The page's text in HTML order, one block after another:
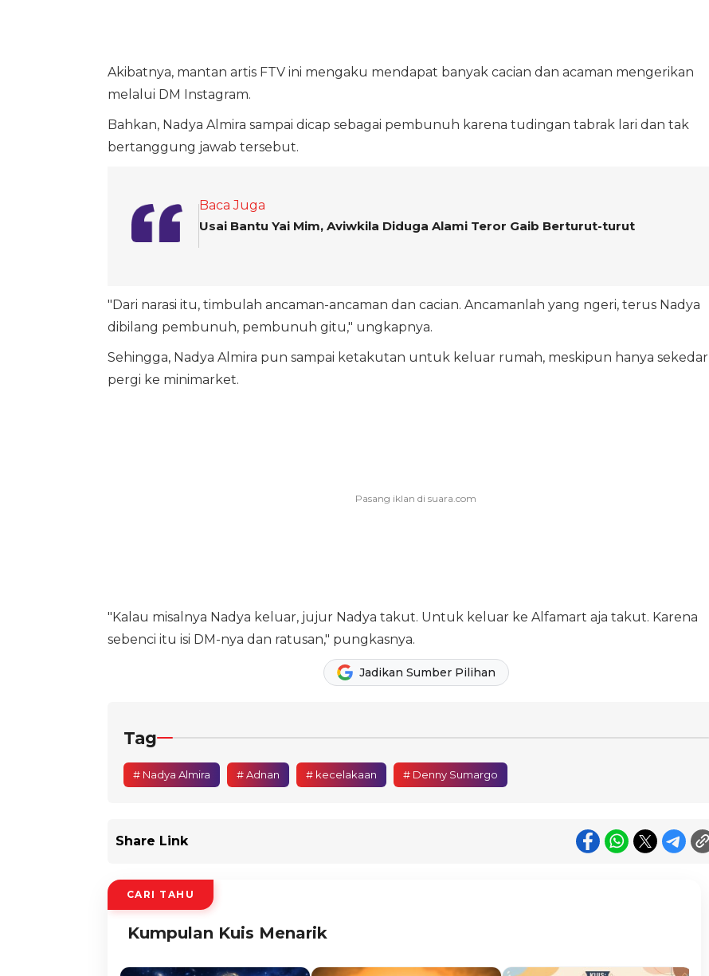
Akibatnya, mantan artis FTV ini mengaku mendapat banyak cacian dan acaman mengerikan
melalui DM Instagram.
Bahkan, Nadya Almira sampai dicap sebagai pembunuh karena tudingan tabrak lari dan tak
bertanggung jawab tersebut.
Baca Juga
Usai Bantu Yai Mim, Aviwkila Diduga Alami Teror Gaib Berturut-turut
"Dari narasi itu, timbulah ancaman-ancaman dan cacian. Ancamanlah yang ngeri, terus Nadya
dibilang pembunuh, pembunuh gitu," ungkapnya.
Sehingga, Nadya Almira pun sampai ketakutan untuk keluar rumah, meskipun hanya sekedar
pergi ke minimarket.
"Kalau misalnya Nadya keluar, jujur Nadya takut. Untuk keluar ke Alfamart aja takut. Karena
sebenci itu isi DM-nya dan ratusan," pungkasnya.
Jadikan Sumber Pilihan
Tag
# Nadya Almira # Adnan # kecelakaan # Denny Sumargo
Share Link
CARI TAHU
Kumpulan Kuis Menarik